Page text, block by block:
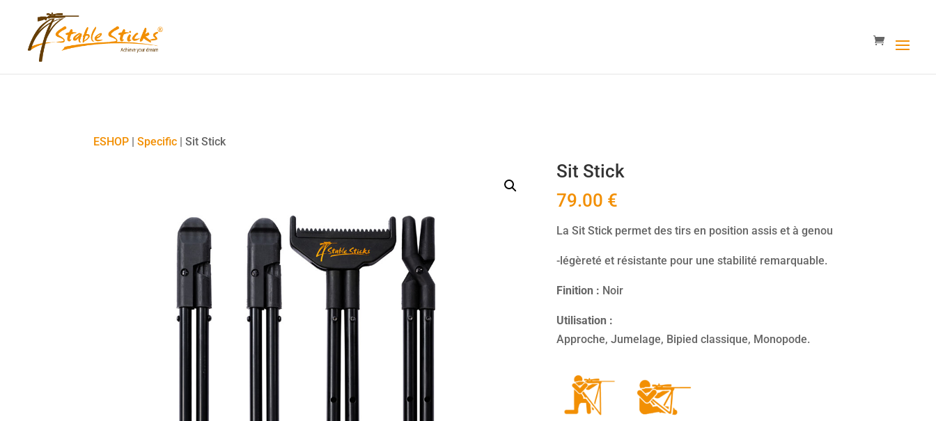
content="i9_D_2By4wVyv4kzvSgTllajP93NMPoWHrvKep8uqEg" />
ESHOP |Specific | Sit Stick
Sit Stick
79.00 €
La Sit Stick permet des tirs en position assis et à genou
-légèreté et résistante pour une stabilité remarquable.
Finition : Noir
Utilisation :
­Approche, Jumelage, Bipied classique, Monopode.